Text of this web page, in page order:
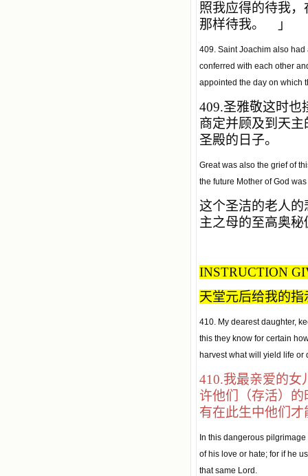
照我应得的待我
那样待我。 」
409. Saint Joachim also
conferred with each other
appointed the day on which
409.圣雅敬这时也
商定并顾及到天
圣殿的日子。
Great was also the grief of
the future Mother of God
这个圣洁的老人
主之母的至高奥
INSTRUCTION
天堂元后给我的指
410. My dearest daughter,
this they know for certain
harvest what will yield life or
410.我最亲爱的女
许他们（存活）
有在此生中他们
In this dangerous
of his love or hate; for if he
that same Lord.